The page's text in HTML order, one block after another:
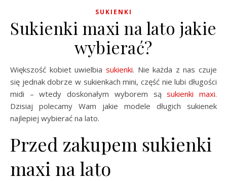
SUKIENKI
Sukienki maxi na lato jakie
wybierać?
Większość kobiet uwielbia sukienki. Nie każda z nas czuje
się jednak dobrze w sukienkach mini, część nie lubi długości
midi – wtedy doskonałym wyborem sąsukienki maxi.
Dzisiaj polecamy Wam jakie modele długich sukienek
najlepiej wybierać na lato.
Przed zakupem sukienki
maxi na lato